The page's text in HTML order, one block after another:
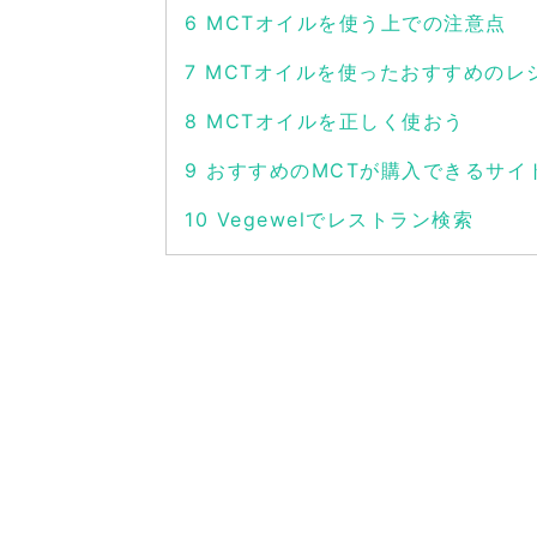
6 MCTオイルを使う上での注意点
7 MCTオイルを使ったおすすめのレ
8 MCTオイルを正しく使おう
9 おすすめのMCTが購入できるサイ
10 Vegewelでレストラン検索